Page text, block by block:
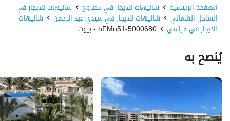
الصفحة الرئيسية شاليهات للايجار في مطروح شاليهات للايجار في
الساحل الشمالي شاليهات للايجار في سيدي عبد الرحمن شاليهات
للايجار في مراسي 5000680-hFMn51 - بيوت
يُنصح به